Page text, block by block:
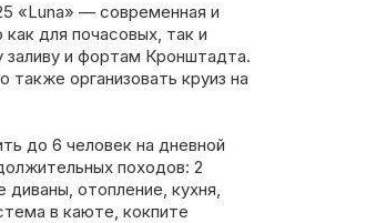
«Luna» — современная и
для почасовых, так и
и фортам Кронштадта.
организовать круиз на
до 6 человек на дневной
походов: 2
отопление, кухня,
в каюте, кокпите